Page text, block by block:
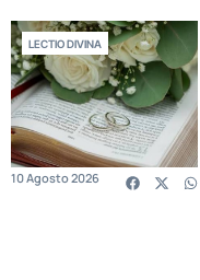
LECTIO DIVINA
10 Agosto 2026